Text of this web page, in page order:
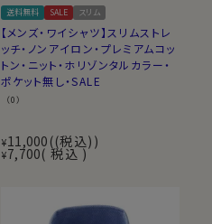
送料無料 SALE スリム
【メンズ・ワイシャツ】スリムストレ
ッチ・ノンアイロン・プレミアムコッ
トン・ニット・ホリゾンタルカラー・
ポケット無し・SALE
（0）
¥11,000 (税込)
¥7,700 税込